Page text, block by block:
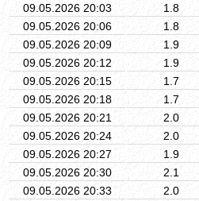
09.05.2026 20:03
1.8
09.05.2026 20:06
1.8
09.05.2026 20:09
1.9
09.05.2026 20:12
1.9
09.05.2026 20:15
1.7
09.05.2026 20:18
1.7
09.05.2026 20:21
2.0
09.05.2026 20:24
2.0
09.05.2026 20:27
1.9
09.05.2026 20:30
2.1
09.05.2026 20:33
2.0